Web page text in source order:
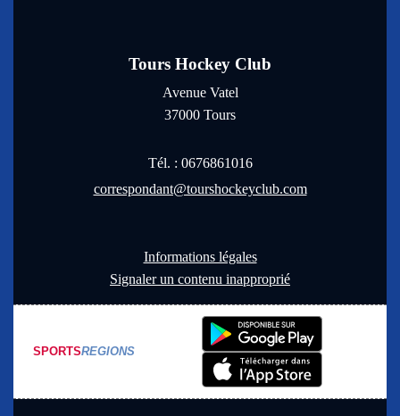
Tours Hockey Club
Avenue Vatel
37000 Tours
Tél. : 0676861016
correspondant@tourshockeyclub.com
Informations légales
Signaler un contenu inapproprié
SPORTSREGIONS